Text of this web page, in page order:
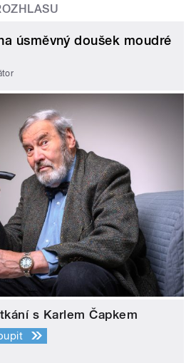
úsměvný doušek moudré
s Karlem Čapkem